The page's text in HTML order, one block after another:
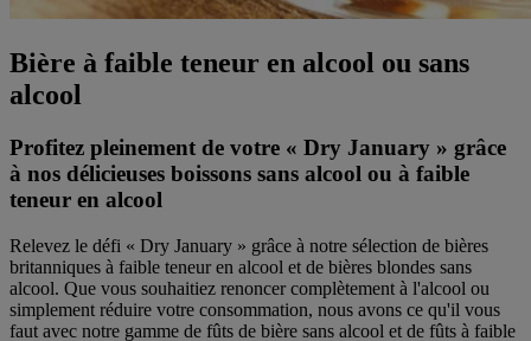
Bière à faible teneur en alcool ou sans
alcool
Profitez pleinement de votre « Dry January » grâce
à nos délicieuses boissons sans alcool ou à faible
teneur en alcool
Relevez le défi « Dry January » grâce à notre sélection de bières
britanniques à faible teneur en alcool et de bières blondes sans
alcool. Que vous souhaitiez renoncer complètement à l'alcool ou
simplement réduire votre consommation, nous avons ce qu'il vous
faut avec notre gamme de fûts de bière sans alcool et de fûts à faible